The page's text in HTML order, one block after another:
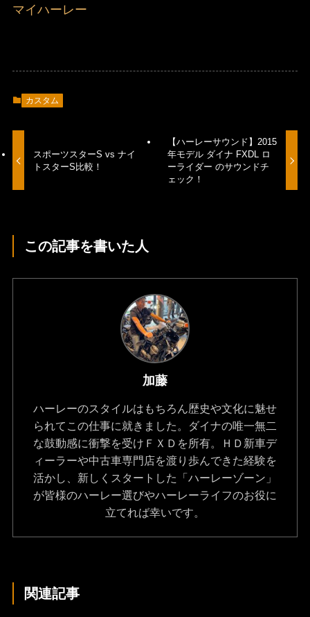
マイハーレー
カスタム
スポーツスターS vs ナイ
トスターS比較！
【ハーレーサウンド】2015
年モデル ダイナ FXDL ロ
ーライダー のサウンドチ
ェック！
この記事を書いた人
加藤
ハーレーのスタイルはもちろん歴史や文化に魅せ
られてこの仕事に就きました。ダイナの唯一無二
な鼓動感に衝撃を受けＦＸＤを所有。ＨＤ新車デ
ィーラーや中古車専門店を渡り歩んできた経験を
活かし、新しくスタートした「ハーレーゾーン」
が皆様のハーレー選びやハーレーライフのお役に
立てれば幸いです。
関連記事